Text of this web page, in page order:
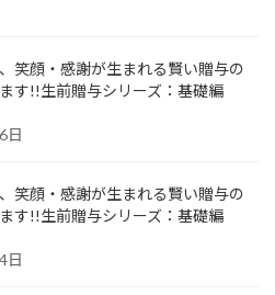
笑顔・感謝が生まれる賢い贈与の
す!!生前贈与シリーズ：基礎編
日
笑顔・感謝が生まれる賢い贈与の
す!!生前贈与シリーズ：基礎編
日